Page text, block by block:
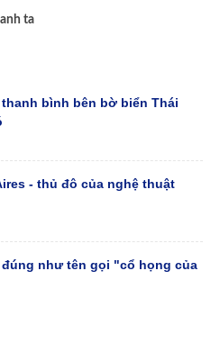
ta
bình bên bờ biển Thái
- thủ đô của nghệ thuật
như tên gọi "cổ họng của